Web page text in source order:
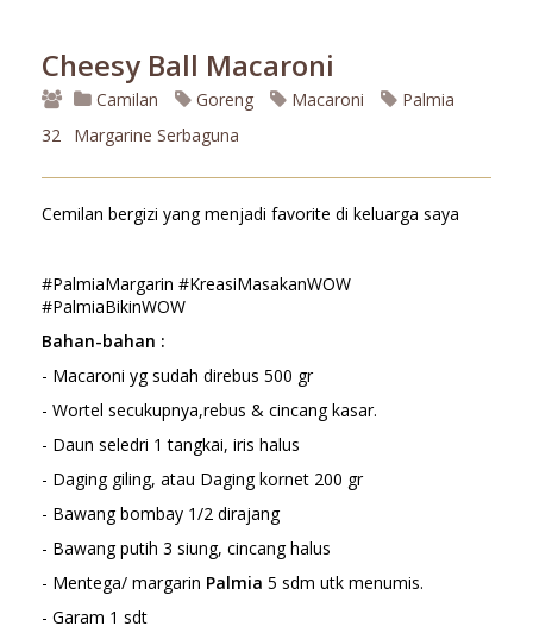
Cheesy Ball Macaroni
32
Camilan Goreng Macaroni
Palmia
Margarine Serbaguna
Cemilan bergizi yang menjadi favorite di keluarga saya
#PalmiaMargarin #KreasiMasakanWOW
#PalmiaBikinWOW
Bahan-bahan :
- Macaroni yg sudah direbus 500 gr
- Wortel secukupnya,rebus & cincang kasar.
- Daun seledri 1 tangkai, iris halus
- Daging giling, atau Daging kornet 200 gr
- Bawang bombay 1/2 dirajang
- Bawang putih 3 siung, cincang halus
- Mentega/ margarin Palmia 5 sdm utk menumis.
- Garam 1 sdt